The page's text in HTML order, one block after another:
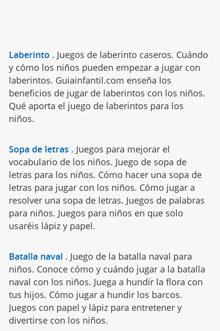
Laberinto . Juegos de laberinto caseros. Cuándo
y cómo los niños pueden empezar a jugar con
laberintos. Guiainfantil.com enseña los
beneficios de jugar de laberintos con los niños.
Qué aporta el juego de laberintos para los
niños.
Sopa de letras . Juegos para mejorar el
vocabulario de los niños. Juego de sopa de
letras para los niños. Cómo hacer una sopa de
letras para jugar con los niños. Cómo jugar a
resolver una sopa de letras. Juegos de palabras
para niños. Juegos para niños en que solo
usaréis lápiz y papel.
Batalla naval . Juego de la batalla naval para
niños. Conoce cómo y cuándo jugar a la batalla
naval con los niños. Juega a hundir la flora con
tus hijos. Cómo jugar a hundir los barcos.
Juegos con papel y lápiz para entretener y
divertirse con los niños.